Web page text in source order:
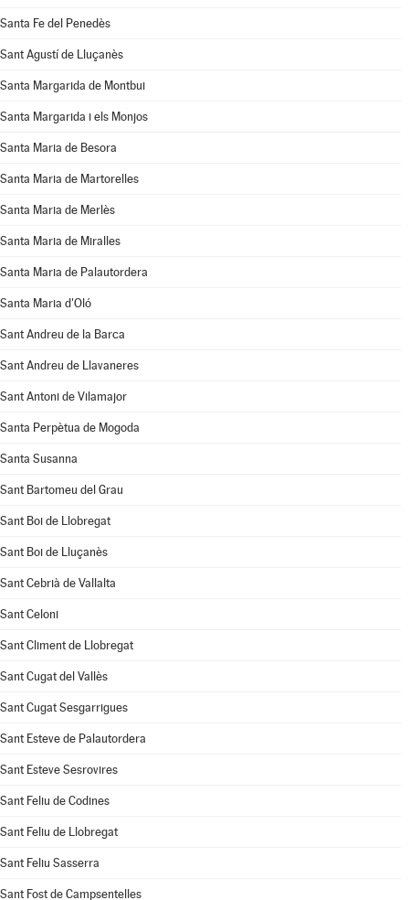
Santa Fe del Penedès
Sant Agustí de Lluçanès
Santa Margarida de Montbui
Santa Margarida i els Monjos
Santa Maria de Besora
Santa Maria de Martorelles
Santa Maria de Merlès
Santa Maria de Miralles
Santa Maria de Palautordera
Santa Maria d'Oló
Sant Andreu de la Barca
Sant Andreu de Llavaneres
Sant Antoni de Vilamajor
Santa Perpètua de Mogoda
Santa Susanna
Sant Bartomeu del Grau
Sant Boi de Llobregat
Sant Boi de Lluçanès
Sant Cebrià de Vallalta
Sant Celoni
Sant Climent de Llobregat
Sant Cugat del Vallès
Sant Cugat Sesgarrigues
Sant Esteve de Palautordera
Sant Esteve Sesrovires
Sant Feliu de Codines
Sant Feliu de Llobregat
Sant Feliu Sasserra
Sant Fost de Campsentelles